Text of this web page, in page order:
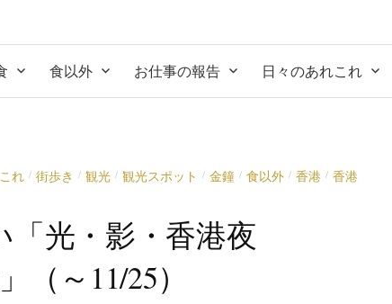
食以外 お仕事の報告 日々のあれこれ
れ / 街歩き / 観光 / 観光スポット / 金鐘 / 食以外 / 香港 / 香港
「光・影・香港夜
（～11/25）